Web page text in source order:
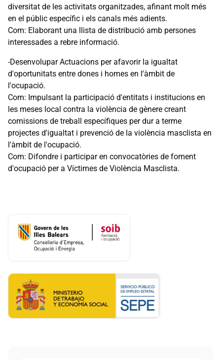
diversitat de les activitats organitzades, afinant molt més
en el públic específic i els canals més adients.
Com: Elaborant una llista de distribució amb persones
interessades a rebre informació.
-Desenvolupar Actuacions per afavorir la igualtat
d'oportunitats entre dones i homes en l'àmbit de
l'ocupació.
Com: Impulsant la participació d'entitats i institucions en
les meses local contra la violència de gènere creant
comissions de treball específiques per dur a terme
projectes d'igualtat i prevenció de la violència masclista en
l'àmbit de l'ocupació.
Com: Difondre i participar en convocatòries de foment
d'ocupació per a Víctimes de Violència Masclista.